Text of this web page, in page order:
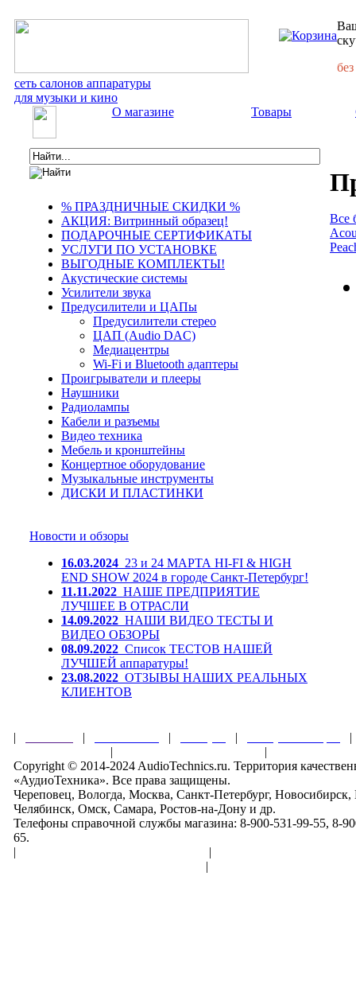
сеть салонов аппаратуры
для музыки и кино
О магазине Товары
% ПРАЗДНИЧНЫЕ СКИДКИ %
АКЦИЯ: Витринный образец!
ПОДАРОЧНЫЕ СЕРТИФИКАТЫ
УСЛУГИ ПО УСТАНОВКЕ
ВЫГОДНЫЕ КОМПЛЕКТЫ!
Акустические системы
Усилители звука
Предусилители и ЦАПы
Предусилители стерео
ЦАП (Audio DAC)
Медиацентры
Wi-Fi и Bluetooth адаптеры
Проигрыватели и плееры
Наушники
Радиолампы
Кабели и разъемы
Видео техника
Мебель и кронштейны
Концертное оборудование
Музыкальные инструменты
ДИСКИ И ПЛАСТИНКИ
Новости и обзоры
16.03.2024 23 и 24 МАРТА HI-FI & HIGH
END SHOW 2024 в городе Санкт-Петербург!
11.11.2022 НАШЕ ПРЕДПРИЯТИЕ
ЛУЧШЕЕ В ОТРАСЛИ
14.09.2022 НАШИ ВИДЕО ТЕСТЫ И
ВИДЕО ОБЗОРЫ
08.09.2022 Список ТЕСТОВ НАШЕЙ
ЛУЧШЕЙ аппаратуры!
23.08.2022 ОТЗЫВЫ НАШИХ РЕАЛЬНЫХ
КЛИЕНТОВ
Все
| | | |
|
|
Copyright © 2014-2024 AudioTechnics.ru. Территория
«АудиоТехника». Все права защищены.
Череповец, Вологда, Москва, Санкт-Петербург,
Челябинск, Омск, Самара, Ростов-на-Дону и др.
Телефоны справочной службы магазина: 8-900-531-99-55, 8-
65.
|
|
|